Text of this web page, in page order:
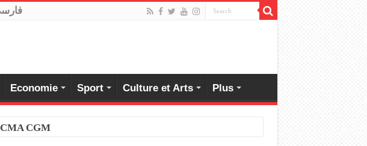
Economie Sport Culture et Arts Plus
CGM